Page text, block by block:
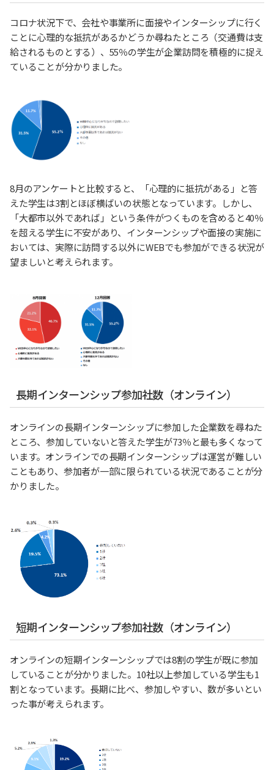
コロナ状況下で、会社や事業所に面接やインターシップに行く
ことに心理的な抵抗があるかどうか尋ねたところ（交通費は支
給されるものとする）、55％の学生が企業訪問を積極的に捉え
ていることが分かりました。
8月のアンケートと比較すると、「心理的に抵抗がある」と答
えた学生は3割とほぼ横ばいの状態となっています。しかし、
「大都市以外であれば」という条件がつくものを含めると40％
を超える学生に不安があり、インターンシップや面接の実施に
おいては、実際に訪問する以外にWEBでも参加ができる状況が
望ましいと考えられます。
長期インターンシップ参加社数（オンライン）
オンラインの長期インターンシップに参加した企業数を尋ねた
ところ、参加していないと答えた学生が73％と最も多くなって
います。オンラインでの長期インターンシップは運営が難しい
こともあり、参加者が一部に限られている状況であることが分
かりました。
短期インターンシップ参加社数（オンライン）
オンラインの短期インターンシップでは8割の学生が既に参加
していることが分かりました。10社以上参加している学生も1
割となっています。長期に比べ、参加しやすい、数が多いとい
った事が考えられます。